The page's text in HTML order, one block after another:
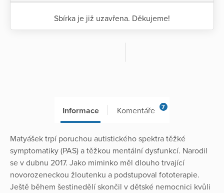
Sbírka je již uzavřena. Děkujeme!
Informace Komentáře 7
Matyášek trpí poruchou autistického spektra těžké
symptomatiky (PAS) a těžkou mentální dysfunkcí. Narodil
se v dubnu 2017. Jako miminko měl dlouho trvající
novorozeneckou žloutenku a podstupoval fototerapie.
Ještě během šestinedělí skončil v dětské nemocnici kvůli